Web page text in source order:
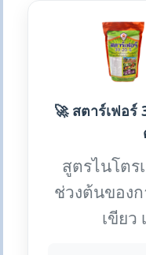
🚀 สตาร์เฟอร์
สูตรไนโตร
ช่วงต้นของก
เขียว